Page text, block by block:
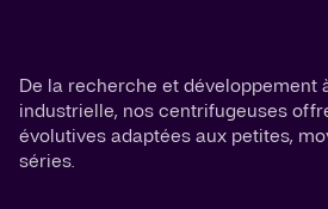
De la recherche et développement
industrielle, nos centrifugeuses
évolutives adaptées aux petites,
séries.